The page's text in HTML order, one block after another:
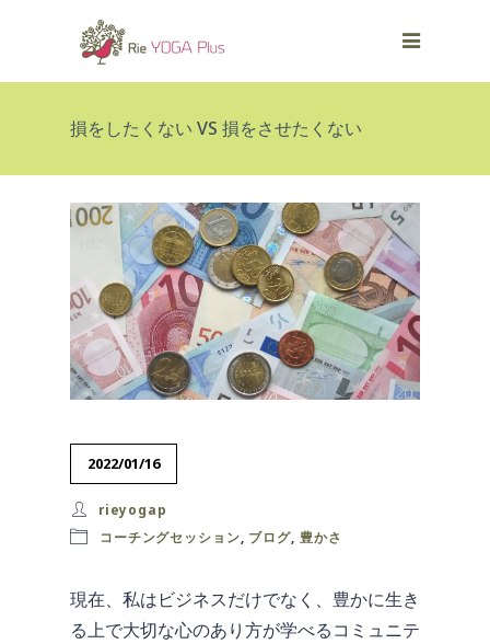
損をしたくない VS 損をさせたくない
2022/01/16
rieyogap
コーチングセッション ブログ 豊かさ
現在、私はビジネスだけでなく、豊かに生き
る上で大切な心のあり方が学べるコミュニテ